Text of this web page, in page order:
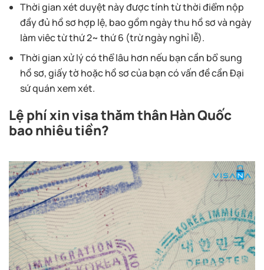
Thời gian xét duyệt này được tính từ thời điểm nộp
đầy đủ hồ sơ hợp lệ, bao gồm ngày thu hồ sơ và ngày
làm viêc từ thứ 2~ thứ 6 (trừ ngày nghỉ lễ).
Thời gian xử lý có thể lâu hơn nếu bạn cần bổ sung
hồ sơ, giấy tờ hoặc hồ sơ của bạn có vấn đề cần Đại
sứ quán xem xét.
Lệ phí xin visa thăm thân Hàn Quốc
bao nhiêu tiền?